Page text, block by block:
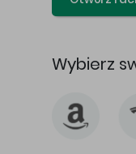
Wybierz